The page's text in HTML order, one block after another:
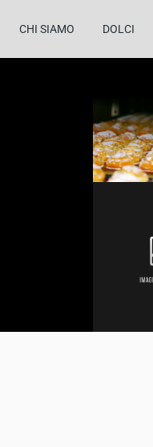
CHI SIAMO DOLCI